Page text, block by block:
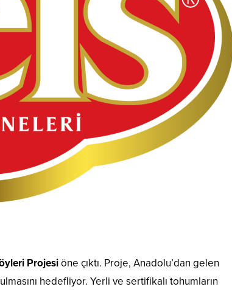
Projesiöne çıktı. Proje, Anadolu’dan gelen
hedefliyor. Yerli ve sertifikalı tohumların